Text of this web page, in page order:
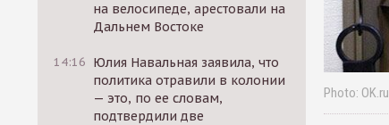
на велосипеде, арестовали на
Дальнем Востоке
14:16 Юлия Навальная заявила, что
политика отравили в колонии
— это, по ее словам,
подтвердили две
Photo: OK.ru